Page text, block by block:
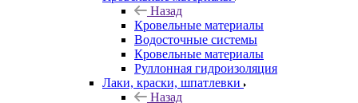
Назад
Кровельные материалы
Водосточные системы
Кровельные материалы
Руллонная гидроизоляция
Лаки, краски, шпатлевки
Назад